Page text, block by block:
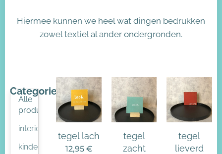
Hiermee kunnen we heel wat dingen bedrukken
zowel textiel al ander ondergronden.
Categorieën
Alle
producten
interieur
kinderkamer
tegel lach
12,95€
tegel
zacht
tegel
lieverd